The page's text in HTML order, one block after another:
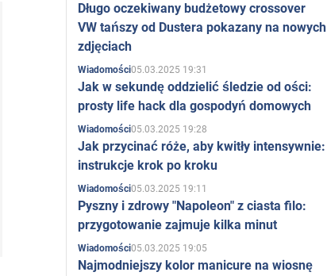
Długo oczekiwany budżetowy crossover
VW tańszy od Dustera pokazany na nowych
zdjęciach
Wiadomości05.03.2025 19:31
Jak w sekundę oddzielić śledzie od ości:
prosty life hack dla gospodyń domowych
Wiadomości05.03.2025 19:28
Jak przycinać róże, aby kwitły intensywnie:
instrukcje krok po kroku
Wiadomości05.03.2025 19:11
Pyszny i zdrowy "Napoleon" z ciasta filo:
przygotowanie zajmuje kilka minut
Wiadomości05.03.2025 19:05
Najmodniejszy kolor manicure na wiosnę